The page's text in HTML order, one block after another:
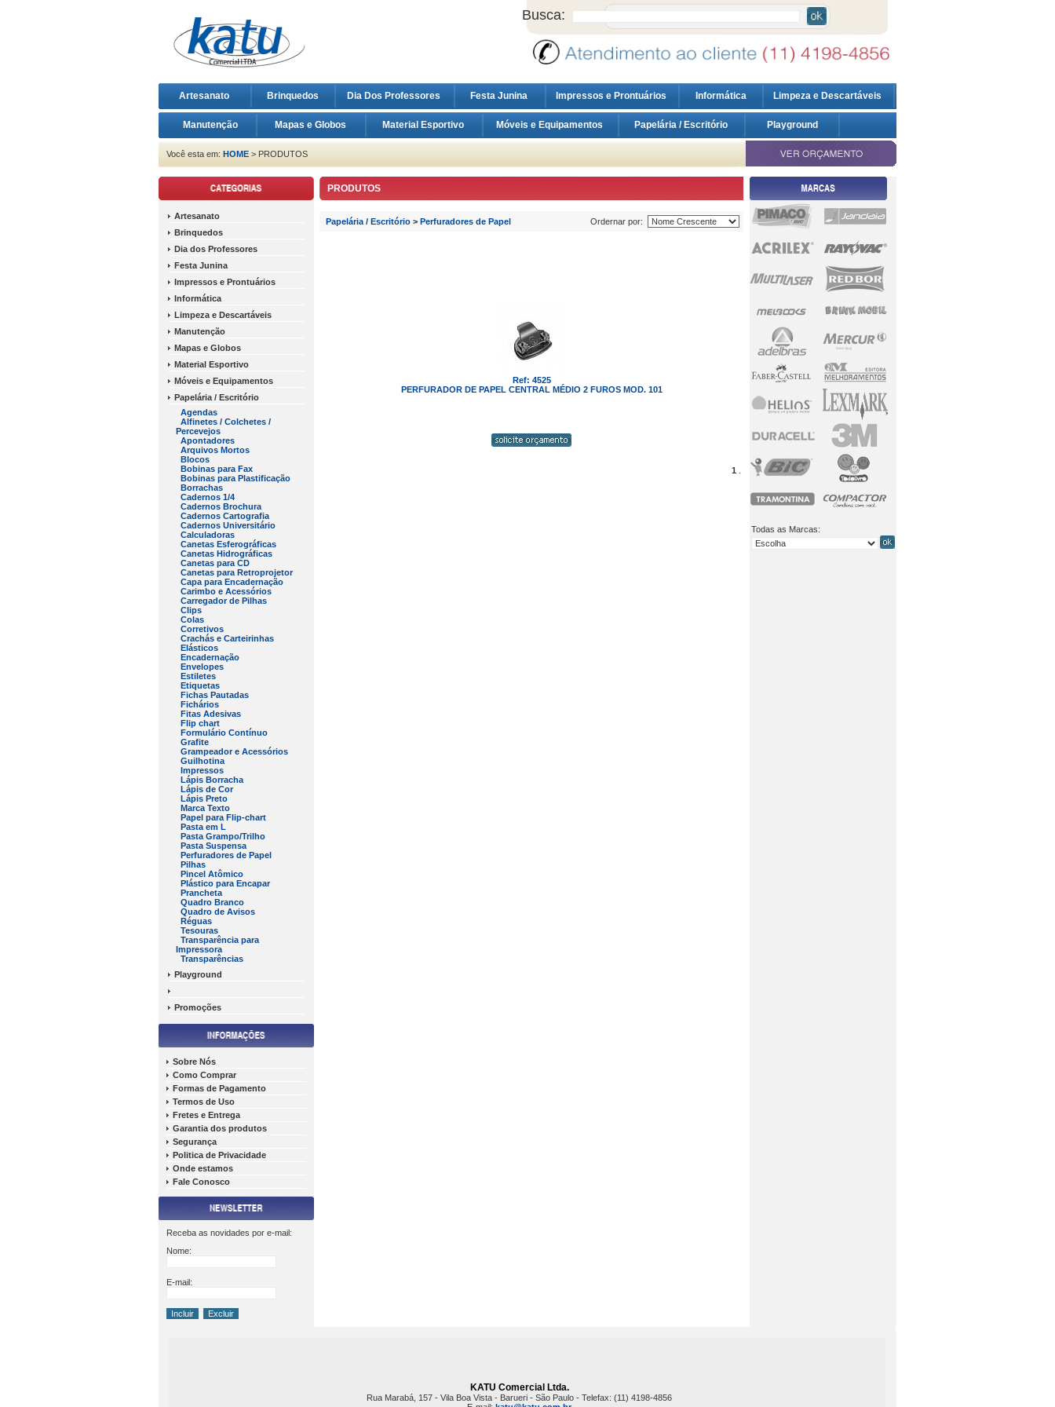
Busca:
Artesanato Brinquedos Dia Dos Professores Festa Junina Impressos e Prontuários Informática Limpeza e Descartáveis
Manutenção Mapas e Globos Material Esportivo Móveis e Equipamentos Papelária / Escritório Playground
Você esta em: HOME > PRODUTOS
Artesanato
Brinquedos
Dia dos Professores
Festa Junina
Impressos e Prontuários
Informática
Limpeza e Descartáveis
Manutenção
Mapas e Globos
Material Esportivo
Móveis e Equipamentos
Papelária / Escritório
Agendas
Alfinetes / Colchetes /
Percevejos
Apontadores
Arquivos Mortos
Blocos
Bobinas para Fax
Bobinas para Plastificação
Borrachas
Cadernos 1/4
Cadernos Brochura
Cadernos Cartografia
Cadernos Universitário
Calculadoras
Canetas Esferográficas
Canetas Hidrográficas
Canetas para CD
Canetas para Retroprojetor
Capa para Encadernação
Carimbo e Acessórios
Carregador de Pilhas
Clips
Colas
Corretivos
Crachás e Carteirinhas
Elásticos
Encadernação
Envelopes
Estiletes
Etiquetas
Fichas Pautadas
Fichários
Fitas Adesivas
Flip chart
Formulário Contínuo
Grafite
Grampeador e Acessórios
Guilhotina
Impressos
Lápis Borracha
Lápis de Cor
Lápis Preto
Marca Texto
Papel para Flip-chart
Pasta em L
Pasta Grampo/Trilho
Pasta Suspensa
Perfuradores de Papel
Pilhas
Pincel Atômico
Plástico para Encapar
Prancheta
Quadro Branco
Quadro de Avisos
Réguas
Tesouras
Transparência para
Impressora
Transparências
Playground
Promoções
Sobre Nós
Como Comprar
Formas de Pagamento
Termos de Uso
Fretes e Entrega
Garantia dos produtos
Segurança
Politica de Privacidade
Onde estamos
Fale Conosco
Receba as novidades por e-mail:
Nome:
E-mail:
PRODUTOS
Papelária / Escritório > Perfuradores de Papel Ordernar por:
Ref: 4525
PERFURADOR DE PAPEL CENTRAL MÉDIO 2 FUROS MOD. 101
1
Todas as Marcas:
KATU Comercial Ltda.
Rua Marabá, 157 - Vila Boa Vista - Barueri - São Paulo - Telefax: (11) 4198-4856